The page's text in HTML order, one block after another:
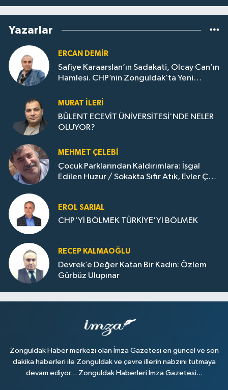
Yazarlar
ERCAN DEMIR
Safiye Karaarslan’ın Sadakati, Olcay Can’ın
Hamlesi. CHP’nin Zonguldak’ta Yeni
MURAT İLERI
BÜLENT ECEVİT ÜNİVERSİTESİ'NDE NELER
OLUYOR?
MEHMET ÇELEBI
Çocuk Parklarından Kaldırımlara: İşgal
Edilen Huzur / Sokakta Sıfır Atık, Evler Çöp
EROL SARIAL
CHP'Yİ BÖLMEK TÜRKİYE'Yİ BÖLMEK
RECEP KALMAOĞLU
Devrek’e Değer Katan Bir Kadın: Özlem
Gürbüz Ulupınar
Zonguldak Haber merkezi olan İmza Gazetesi en güncel ve son
dakika haberleri ile Zonguldak ve çevre illerin nabzını tutmaya
devam ediyor... Zonguldak Haberleri İmza Gazetesi...